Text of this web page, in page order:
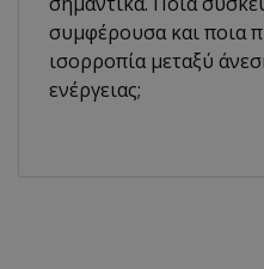
συμφέρουσα και ποια
ισορροπία μεταξύ
ενέργειας;